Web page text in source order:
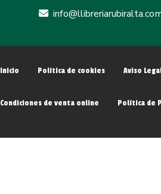
info
Inicio Política de cookies Aviso
Condiciones de venta online Política de